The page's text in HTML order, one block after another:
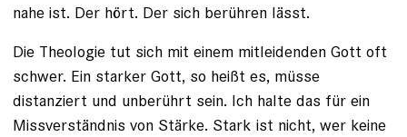
nahe ist. Der hört. Der sich berühren lässt.
Die Theologie tut sich mit einem mitleidenden Gott oft
schwer. Ein starker Gott, so heißt es, müsse
distanziert und unberührt sein. Ich halte das für ein
Missverständnis von Stärke. Stark ist nicht, wer keine